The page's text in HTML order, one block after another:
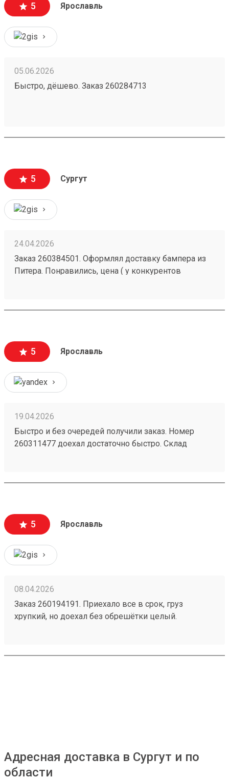
5 Ярославль
05.06.2026
Быстро, дёшево. Заказ 260284713
5 Сургут
24.04.2026
Заказ 260384501. Оформлял доставку бампера из
Питера. Понравились, цена ( у конкурентов
это местонахождение тк.
5 Ярославль
19.04.2026
Быстро и без очередей получили заказ. Номер
260311477 доехал достаточно быстро. Склад
5 Ярославль
08.04.2026
Заказ 260194191. Приехало все в срок, груз
хрупкий, но доехал без обрешётки целый.
цена!
Адресная доставка в Сургут и по
области